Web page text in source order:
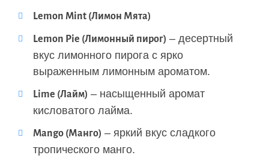
Lemon Mint (Лимон Мята)
Lemon Pie (Лимонный пирог) – десертный
вкус лимонного пирога с ярко
выраженным лимонным ароматом.
Lime (Лайм) – насыщенный аромат
кисловатого лайма.
Mango (Манго) – яркий вкус сладкого
тропического манго.